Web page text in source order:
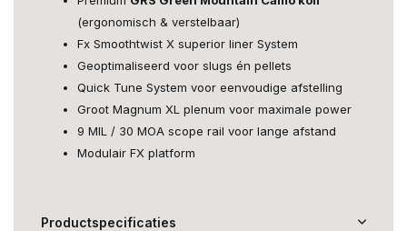
(ergonomisch & verstelbaar)
Fx Smoothtwist X superior liner System
Geoptimaliseerd voor slugs én pellets
Quick Tune System voor eenvoudige afstelling
Groot Magnum XL plenum voor maximale power
9 MIL / 30 MOA scope rail voor lange afstand
Modulair FX platform
Productspecificaties